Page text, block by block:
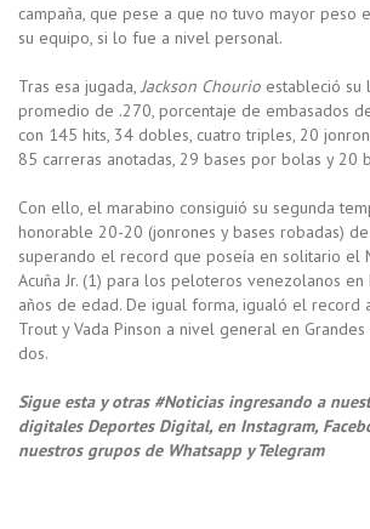
campaña, que pese a que no tuvo mayor peso
su equipo, si lo fue a nivel personal.
Tras esa jugada,Jackson Chourio estableció su
promedio de .270, porcentaje de embasados
con 145 hits, 34 dobles, cuatro triples, 20
85 carreras anotadas, 29 bases por bolas y 20
Con ello, el marabino consiguió su segunda
honorable 20-20 (jonrones y bases robadas)
superando el record que poseía en solitario el
Acuña Jr. (1) para los peloteros venezolanos en
años de edad. De igual forma, igualó el record
Trout y Vada Pinson a nivel general en Grandes
dos.
Sigue esta y otras #Noticias ingresando a
digitales Deportes Digital, en Instagram,
nuestros grupos de Whatsapp y Telegram